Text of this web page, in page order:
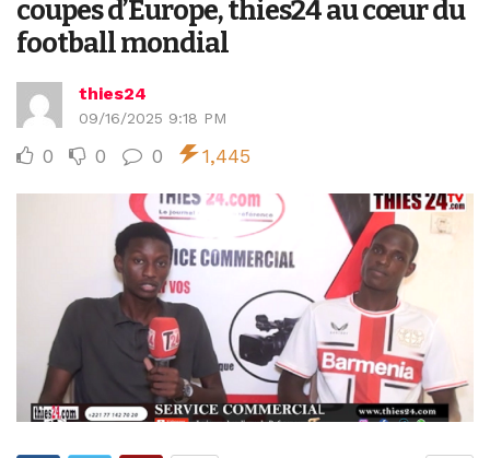
coupes d’Europe, thies24 au cœur du
football mondial
thies24
09/16/2025 9:18 PM
0 0 0 1,445